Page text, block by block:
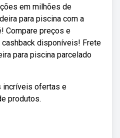
em milhões de
para piscina com a
Compare preços e
disponíveis! Frete
para piscina parcelado
incríveis ofertas e
produtos.